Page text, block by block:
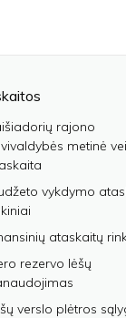
rajono
metinė
vykdymo
ataskaitų
rezervo lėšų
verslo plėtros